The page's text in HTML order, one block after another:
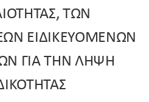
ΤΩΝ
ΕΙΔΙΚΕΥΟΜΕΝΩΝ
ΓΙΑ ΤΗΝ ΛΗΨΗ